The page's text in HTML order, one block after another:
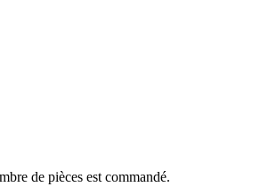
de pièces est commandé.